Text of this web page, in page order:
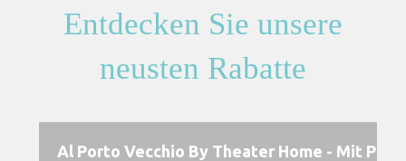
Entdecken Sie unsere
neusten Rabatte
Al Porto Vecchio By Theater Home - Mit